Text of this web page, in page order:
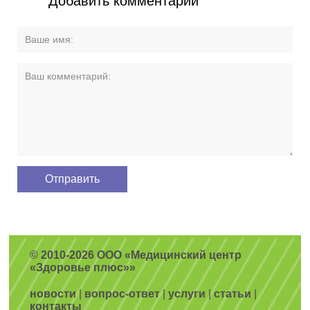
© 2010-2026 ООО «Медицинский центр
«Здоровье плюс»»
новости| вопрос-ответ|услуги |статьи
контакты